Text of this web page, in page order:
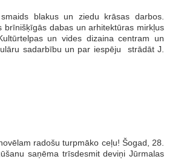
blakus un ziedu krāsas darbos.
brīnišķīgās dabas un arhitektūras mirkļus
un vides dizaina centram un
sadarbību un par iespēju strādāt J.
radošu turpmāko ceļu! Šogad, 28.
saņēma trīsdesmit deviņi Jūrmalas